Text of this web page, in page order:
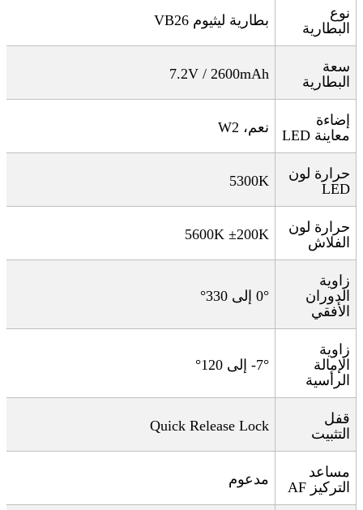
نوع
البطارية
بطارية ليثيوم VB26
سعة
البطارية
7.2V / 2600mAh
إضاءة
معاينة LED نعم، 2 W
حرارة لون
LED
5300K
حرارة لون
الفلاش
5600K ±200K
زاوية
الدوران
الأفقي
0° إلى 330 °
زاوية
الإمالة
الرأسية
-7° إلى 120 °
قفل
التثبيت
Quick Release Lock
مساعد
التركيز AF مدعوم